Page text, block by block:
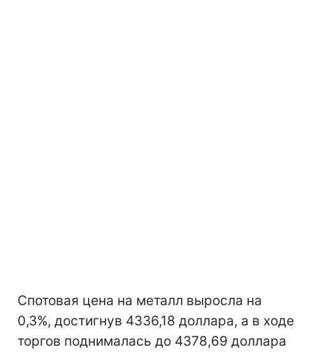
Спотовая цена на металл выросла на
0,3%, достигнув 4336,18 доллара, а в ходе
торгов поднималась до 4378,69 доллара